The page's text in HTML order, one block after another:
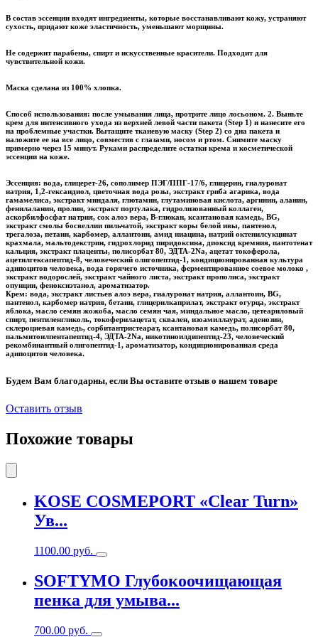
В состав эссенции входят ингредиенты, которые восстанавливают кожу, устраняют
сухость, придают коже эластичность, уменьшают морщины.
Не содержит парабены, спирт и искусственные красители. Подходит для
чувствительной кожи.
Маска сделана из 100% хлопка.
Способ использования: после умывания лица, протрите лицо лосьоном. 2. Выньте
крем для интенсивного ухода из верхней левой части пакета (Step 1) и нанесите его
на проблемные участки. Вытащите тканевую маску (Step 2) со дна пакета и
наложите ее на все лицо, совместив с глазами, носом и ртом. Снимите маску
примерно через 15 минут. Руками распределите остатки крема и косметической
эссенции на коже.
Эссенция: вода, глицерет-26, сополимер ПЭГ/ППГ-17/6, глицерин, гиалуронат
натрия, 1,2-гександиол, цветочная вода розы, экстракт гриба агарика, вода
гамамелиса, экстракт миндаля, глютамин, глутаминовая кислота, аргинин, аланин,
фенилаланин, пролин, экстракт портулака, гидролизованный коллаген,
аскорбилфосфат натрия, сок алоэ вера, B-глюкан, ксантановая камедь, BG,
экстракт смолы босвеллии пильчатой, экстракт коры белой ивы, пантенол,
трегалоза, петаин, карбомер, аллантоин, амид ниацина, натрий октенилсукцинат
крахмала, мальтодекстрин, гидрохлорид пиридоксина, диоксид кремния, пантотенат
кальция, экстракт плаценты, полисорбат 80, ЭДТА-2Na, ацетат токоферола,
ацетилгексапептид-8, человеческий олигопептид-1, кондиционированная культура
адипоцитов человека, вода горячего источника, ферментированное соевое молоко ,
экстракт водорослей, экстракт чайного листа, экстракт прополиса, экстракт
опунции, феноксиэтанол, ароматизатор.
Крем: вода, экстракт листьев алоэ вера, гиалуронат натрия, аллантоин, BG,
пантенол, карбомер натрия, бетаин, глицерилкаприлат, экстракт огурца, экстракт
яблока, масло семян жожоба, масло семян чая, миндальное масло, цетеариловый
спирт, пентиленгликоль, токоферилацетат, сквален, изоамиллаурат, аденозин,
склероциевая камедь, сорбитантристеарат, ксантановая камедь, полисорбат 80,
пальмитоилпентапептид-4, ЭДТА-2Na, никотиноилдипептид-23, человеческий
рекомбинантный олигопептид-1, ароматизатор, кондиционированная среда
адипоцитов человека.
Будем Вам благодарны, если Вы оставите отзыв о нашем товаре
Оставить отзыв
Похожие товары
KOSE COSMEPORT «Clear Turn»
Ув...
1100.00 руб.
SOFTYMO Глубокоочищающая
пенка для умыва...
700.00 руб.